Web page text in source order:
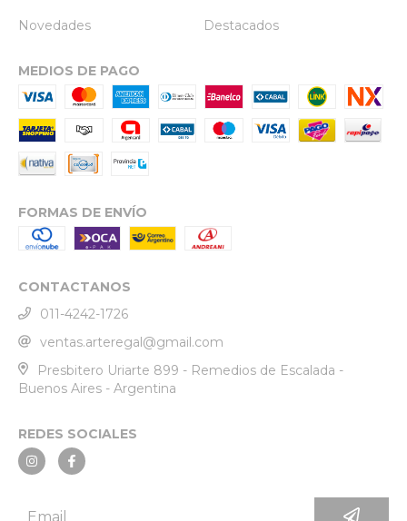
Novedades Destacados
MEDIOS DE PAGO
FORMAS DE ENVÍO
CONTACTANOS
011-4242-1726
ventas.arteregal@gmail.com
Presbitero Uriarte 899 - Remedios de Escalada -
Buenos Aires - Argentina
REDES SOCIALES